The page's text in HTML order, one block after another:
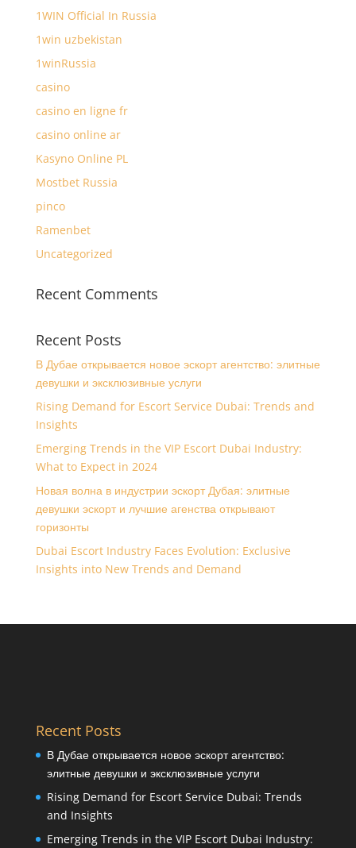
1WIN Official In Russia
1win uzbekistan
1winRussia
casino
casino en ligne fr
casino online ar
Kasyno Online PL
Mostbet Russia
pinco
Ramenbet
Uncategorized
Recent Comments
Recent Posts
В Дубае открывается новое эскорт агентство: элитные
девушки и эксклюзивные услуги
Rising Demand for Escort Service Dubai: Trends and
Insights
Emerging Trends in the VIP Escort Dubai Industry:
What to Expect in 2024
Новая волна в индустрии эскорт Дубая: элитные
девушки эскорт и лучшие агенства открывают
горизонты
Dubai Escort Industry Faces Evolution: Exclusive
Insights into New Trends and Demand
Recent Posts
В Дубае открывается новое эскорт агентство:
элитные девушки и эксклюзивные услуги
Rising Demand for Escort Service Dubai: Trends
and Insights
Emerging Trends in the VIP Escort Dubai Industry: